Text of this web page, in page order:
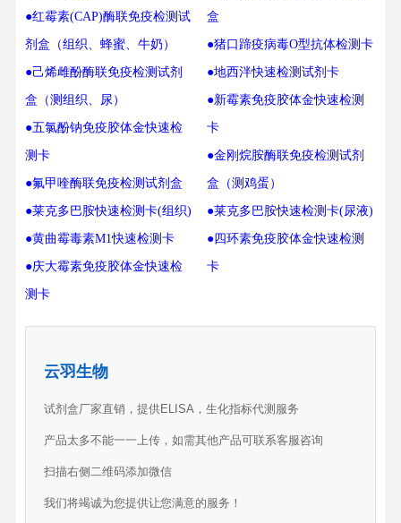
●红霉素(CAP)酶联免疫检测试
剂盒（组织、蜂蜜、牛奶）
●己烯雌酚酶联免疫检测试剂
盒（测组织、尿）
●五氯酚钠免疫胶体金快速检
测卡
●氟甲喹酶联免疫检测试剂盒
●莱克多巴胺快速检测卡(组织)
●黄曲霉毒素M1快速检测卡
●庆大霉素免疫胶体金快速检
测卡
盒
●猪口蹄疫病毒O型抗体检测卡
●地西泮快速检测试剂卡
●新霉素免疫胶体金快速检测
卡
●金刚烷胺酶联免疫检测试剂
盒（测鸡蛋）
●莱克多巴胺快速检测卡(尿液)
●四环素免疫胶体金快速检测
卡
云羽生物
试剂盒厂家直销，提供ELISA，生化指标代测服务
产品太多不能一一上传，如需其他产品可联系客服咨询
扫描右侧二维码添加微信
我们将竭诚为您提供让您满意的服务！